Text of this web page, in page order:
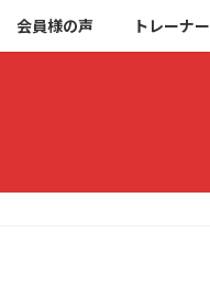
会員様の声 トレーナ